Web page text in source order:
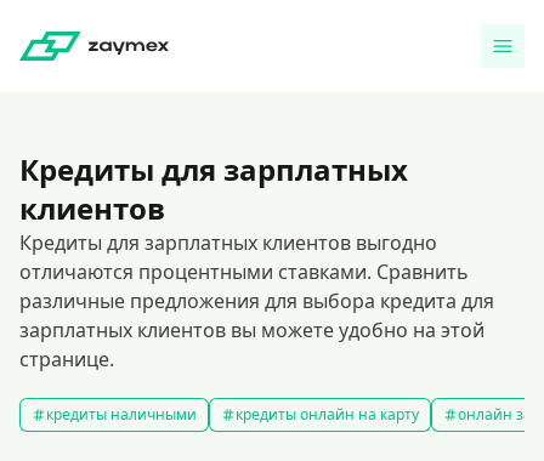
Кредиты для зарплатных
клиентов
Кредиты для зарплатных клиентов выгодно
отличаются процентными ставками. Сравнить
различные предложения для выбора кредита для
зарплатных клиентов вы можете удобно на этой
странице.
кредиты наличными кредиты онлайн на карту онлайн